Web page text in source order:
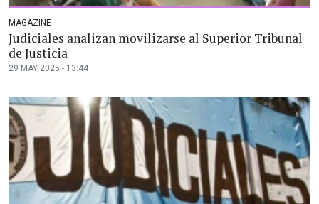
MAGAZINE
Judiciales analizan movilizarse al Superior Tribunal
de Justicia
29 MAY 2025 - 13:44